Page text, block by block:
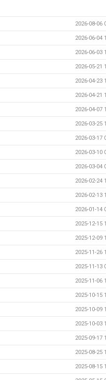
2026-08-06
2026-06-04
2026-06-03
2026-05-21
2026-04-23
2026-04-21
2026-04-07
2026-03-25
2026-03-17
2026-03-10
2026-03-04
2026-02-24
2026-02-13
2026-01-14
2025-12-15
2025-12-09
2025-11-26
2025-11-13
2025-11-06
2025-10-15
2025-10-09
2025-10-03
2025-09-17
2025-08-25
2025-08-15